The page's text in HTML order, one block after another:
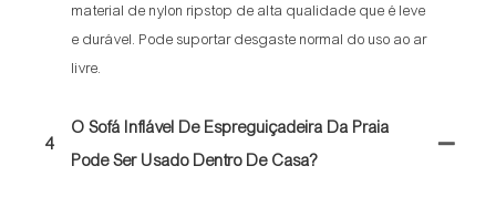
material de nylon ripstop de alta qualidade que é leve
e durável. Pode suportar desgaste normal do uso ao ar
livre.
4
O Sofá Inflável De Espreguiçadeira Da Praia
Pode Ser Usado Dentro De Casa?